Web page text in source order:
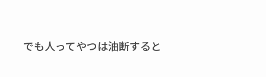
でも人ってやつは油断すると